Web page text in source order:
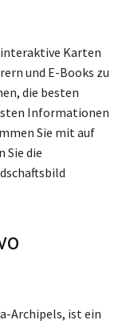
interaktive Karten
und E-Books zu
die besten
Informationen
Sie mit auf
Sie die
Archipels, ist ein